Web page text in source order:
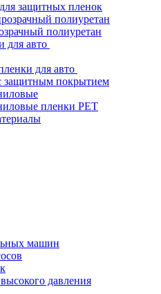
защитных пленок
полиуретан
полиуретан
для авто
для авто
защитным покрытием
пленки PET
машин
давления